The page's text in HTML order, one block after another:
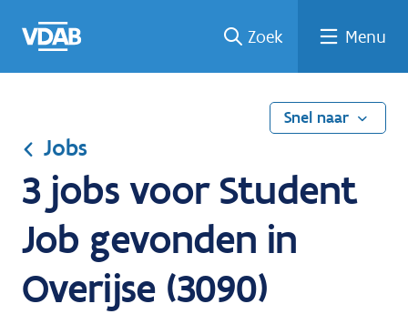
naar
een
een
job
naar
Zoek Menu
Snel naar
Jobs
3 jobs voor Student
Job gevonden in
Overijse (3090)